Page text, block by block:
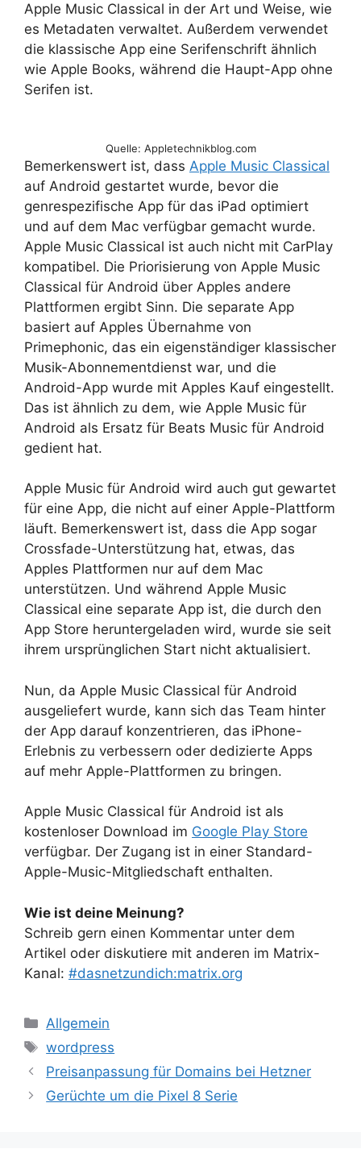
Apple Music Classical in der Art und Weise, wie
es Metadaten verwaltet. Außerdem verwendet
die klassische App eine Serifenschrift ähnlich
wie Apple Books, während die Haupt-App ohne
Serifen ist.
Quelle: Appletechnikblog.com
Bemerkenswert ist, dass Apple Music Classical
auf Android gestartet wurde, bevor die
genrespezifische App für das iPad optimiert
und auf dem Mac verfügbar gemacht wurde.
Apple Music Classical ist auch nicht mit CarPlay
kompatibel. Die Priorisierung von Apple Music
Classical für Android über Apples andere
Plattformen ergibt Sinn. Die separate App
basiert auf Apples Übernahme von
Primephonic, das ein eigenständiger klassischer
Musik-Abonnementdienst war, und die
Android-App wurde mit Apples Kauf eingestellt.
Das ist ähnlich zu dem, wie Apple Music für
Android als Ersatz für Beats Music für Android
gedient hat.
Apple Music für Android wird auch gut gewartet
für eine App, die nicht auf einer Apple-Plattform
läuft. Bemerkenswert ist, dass die App sogar
Crossfade-Unterstützung hat, etwas, das
Apples Plattformen nur auf dem Mac
unterstützen. Und während Apple Music
Classical eine separate App ist, die durch den
App Store heruntergeladen wird, wurde sie seit
ihrem ursprünglichen Start nicht aktualisiert.
Nun, da Apple Music Classical für Android
ausgeliefert wurde, kann sich das Team hinter
der App darauf konzentrieren, das iPhone-
Erlebnis zu verbessern oder dedizierte Apps
auf mehr Apple-Plattformen zu bringen.
Apple Music Classical für Android ist als
kostenloser Download im Google Play Store
verfügbar. Der Zugang ist in einer Standard-
Apple-Music-Mitgliedschaft enthalten.
Wie ist deine Meinung?
Schreib gern einen Kommentar unter dem
Artikel oder diskutiere mit anderen im Matrix-
Kanal: #dasnetzundich:matrix.org
Kategorien
Allgemein
Schlagwörter
wordpress
Preisanpassung für Domains bei Hetzner
Gerüchte um die Pixel 8 Serie